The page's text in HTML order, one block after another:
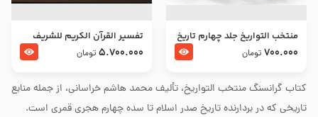
کتاب گرانسنگ منتخب التواريخ، تألیف محمد هاشم خراسانی، از جمله منابع
تاریخی که در بردارنده تاریخ صدر اسلام تا سده چهارم هجری قمری است.
منتخب التواریخ جلد چهارم تاریخ
امام زین العابدین و امام محمد
700.000 تومان
تفسير القرآن الكريم للشريف
المرتضي قدس سرّه
5.700.000 تومان